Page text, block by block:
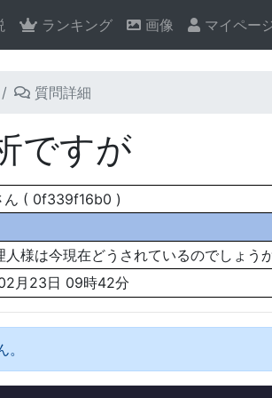
ランキング 画像 マイペー
質問詳細
ですが
ん ( 0f339f16b0 )
様は今現在どうされているのでしょう
月23日 09時42分